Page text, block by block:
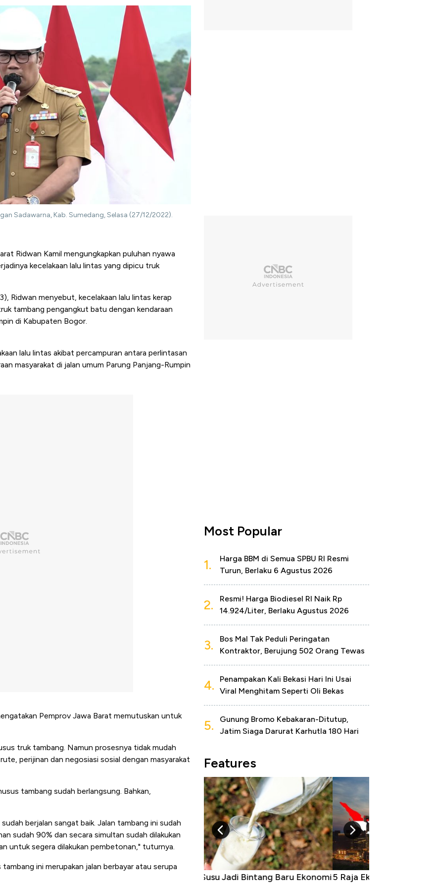
Sadawarna, Kab. Sumedang, Selasa (27/12/2022).
Ridwan Kamil mengungkapkan puluhan nyawa
kecelakaan lalu lintas yang dipicu truk
Ridwan menyebut, kecelakaan lalu lintas kerap
tambang pengangkut batu dengan kendaraan
di Kabupaten Bogor.
lalu lintas akibat percampuran antara perlintasan
masyarakat di jalan umum Parung Panjang-Rumpin
Pemprov Jawa Barat memutuskan untuk
truk tambang. Namun prosesnya tidak mudah
perijinan dan negosiasi sosial dengan masyarakat
tambang sudah berlangsung. Bahkan,
berjalan sangat baik. Jalan tambang ini sudah
sudah 90% dan secara simultan sudah dilakukan
untuk segera dilakukan pembetonan," tuturnya.
ini merupakan jalan berbayar atau serupa
Most Popular
1.
Harga BBM di Semua SPBU RI Resmi
Turun, Berlaku 6 Agustus 2026
2.
Resmi! Harga Biodiesel RI Naik Rp
14.924/Liter, Berlaku Agustus 2026
3.
Bos Mal Tak Peduli Peringatan
Kontraktor, Berujung 502 Orang Tewas
4.
Penampakan Kali Bekasi Hari Ini Usai
Viral Menghitam Seperti Oli Bekas
5.
Gunung Bromo Kebakaran-Ditutup,
Jatim Siaga Darurat Karhutla 180 Hari
Features
&
5 Raja Ekonomi Indonesia: Maaf, Gak